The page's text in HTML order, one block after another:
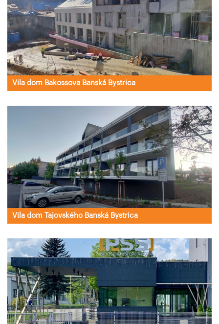
Vila dom Bakossova Banská Bystrica
Vila dom Tajovského Banská Bystrica